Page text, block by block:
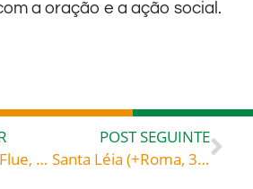
a oração e a ação social.
São Nicolau de Flue, Confessor (1417-1487), celebrado hoje, 21, roga por todos nós!
POST SEGUINTE
Santa Léia (+Roma, 383), celebrada hoje, 22, roga por todos nós!